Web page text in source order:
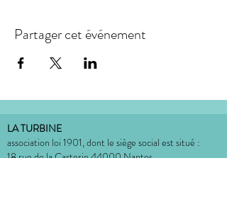
Partager cet événement
LA TURBINE
association loi 1901, dont le siège social est situé :
18 rue de la Carterie 44000 Nantes